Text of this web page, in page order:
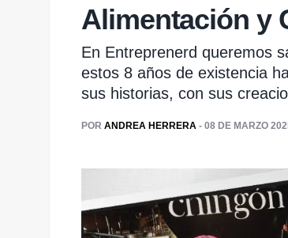
Alimentación y
En Entreprenerd queremos
estos 8 años de existencia
sus historias, con sus
POR ANDREA HERRERA - 08 DE MARZO